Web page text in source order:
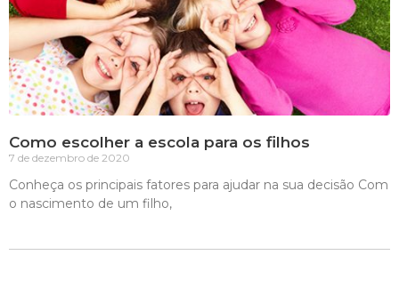
Como escolher a escola para os filhos
7 de dezembro de 2020
Conheça os principais fatores para ajudar na sua decisão Com
o nascimento de um filho,